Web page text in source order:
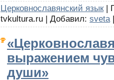
Церковнославянский язык|
tvkultura.ru | Добавил: sveta
выражением
души»